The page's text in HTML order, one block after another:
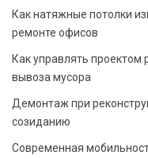
Как натяжные потолки
ремонте офисов
Как управлять проектом
вывоза мусора
Демонтаж при
созиданию
Современная